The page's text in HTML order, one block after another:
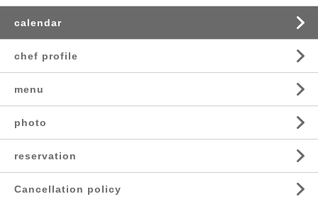
calendar
chef profile
menu
photo
reservation
Cancellation policy